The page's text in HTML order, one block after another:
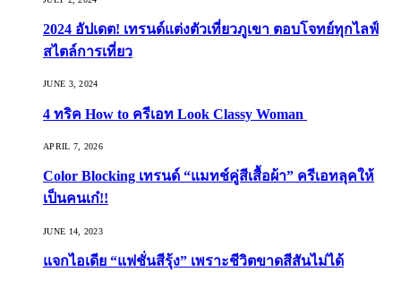
2024 อัปเดต! เทรนด์แต่งตัวเที่ยวภูเขา ตอบโจทย์ทุกไลฟ์
สไตล์การเที่ยว
JUNE 3, 2024
4 ทริค How to ครีเอท Look Classy Woman
APRIL 7, 2026
Color Blocking เทรนด์ “แมทช์คู่สีเสื้อผ้า” ครีเอทลุคให้
เป็นคนเก๋!!
JUNE 14, 2023
แจกไอเดีย “แฟชั่นสีรุ้ง” เพราะชีวิตขาดสีสันไม่ได้